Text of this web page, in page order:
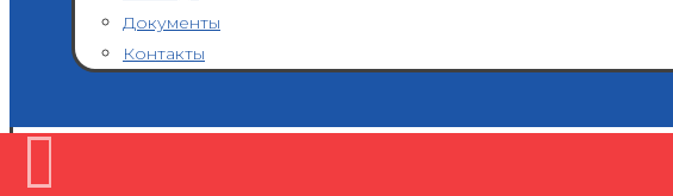
Документы
Контакты